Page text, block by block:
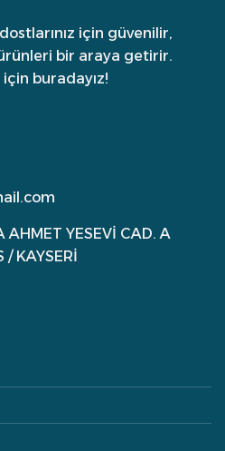
için güvenilir,
bir araya getirir.
buradayız!
AHMET YESEVİ CAD. A
/ KAYSERİ